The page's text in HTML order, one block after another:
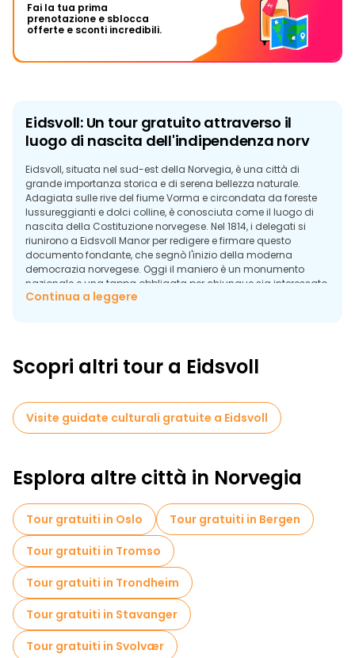
Fai la tua prima
prenotazione e sblocca
offerte e sconti incredibili.
Eidsvoll: Un tour gratuito attraverso il
luogo di nascita dell'indipendenza norv
Eidsvoll, situata nel sud-est della Norvegia, è una città di
grande importanza storica e di serena bellezza naturale.
Adagiata sulle rive del fiume Vorma e circondata da foreste
lussureggianti e dolci colline, è conosciuta come il luogo di
nascita della Costituzione norvegese. Nel 1814, i delegati si
riunirono a Eidsvoll Manor per redigere e firmare questo
documento fondante, che segnò l'inizio della moderna
democrazia norvegese. Oggi il maniero è un monumento
nazionale e una tappa obbligata per chiunque sia interessato
alla storia del Paese.
l'indipendenza della Norvegia e gli ideali che continuano a
definire la nazione. Il parco circostante, con i suoi sentieri
perfetto per riflettere e fotografare. Nelle vicinanze, il Museo di
Eidsvoll completa l'esperienza con mostre sulla politica, la
cultura e la vita quotidiana norvegese dell'inizio del XIX secolo.
Continua a leggere
Scopri altri tour a Eidsvoll
Visite guidate culturali gratuite a Eidsvoll
Esplora altre città in Norvegia
Tour gratuiti in Oslo
Tour gratuiti in Bergen
Tour gratuiti in Tromso
Tour gratuiti in Trondheim
Tour gratuiti in Stavanger
Tour gratuiti in Svolvær